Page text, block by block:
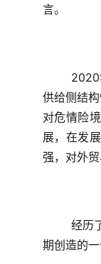
言。
2020
供给侧结
对危情险
展，在发
强，对外
经历
期创造的